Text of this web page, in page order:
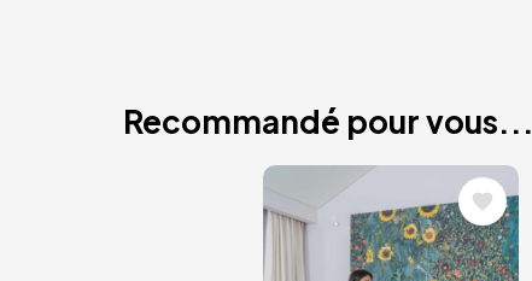
Recommandé pour vous...
Image